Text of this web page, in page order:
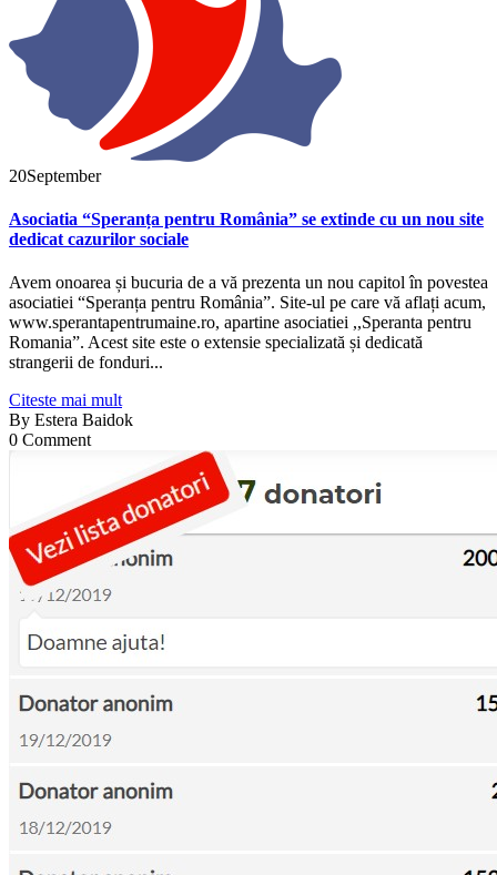
20September
Asociatia “Speranța pentru România” se extinde cu un nou site
dedicat cazurilor sociale
Avem onoarea și bucuria de a vă prezenta un nou capitol în povestea
asociatiei “Speranța pentru România”. Site-ul pe care vă aflați acum,
www.sperantapentrumaine.ro, apartine asociatiei ,,Speranta pentru
Romania”. Acest site este o extensie specializată și dedicată
strangerii de fonduri...
Citeste mai mult
By Estera Baidok
0 Comment